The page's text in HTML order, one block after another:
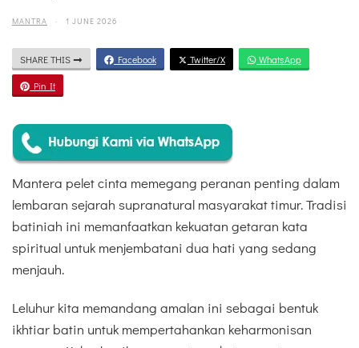
MANTRA · 1 JUNE 2026
SHARE THIS Facebook Twitter/X WhatsApp
Pin It
Mantera pelet cinta memegang peranan penting dalam
lembaran sejarah supranatural masyarakat timur. Tradisi
batiniah ini memanfaatkan kekuatan getaran kata
spiritual untuk menjembatani dua hati yang sedang
menjauh.
Leluhur kita memandang amalan ini sebagai bentuk
ikhtiar batin untuk mempertahankan keharmonisan